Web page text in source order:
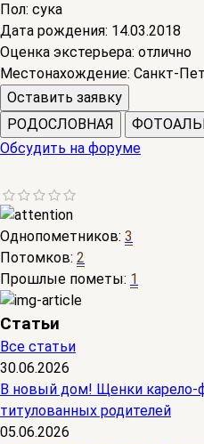
Пол: сука
Дата рождения: 14.03.2018
Оценка экстерьера: отлично
Местонахождение: Санкт-
Оставить заявку
РОДОСЛОВНАЯ
Обсудить на форуме
Однопометников: 3
Потомков: 2
Прошлые пометы: 1
Статьи
Все статьи
30.06.2026
В новый дом! Щенки карело-
титулованных родителей
05.06.2026